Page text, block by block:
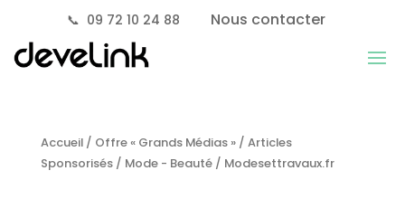
📞 09 72 10 24 88 Nous contacter
Accueil/ Offre « Grands Médias »/ Articles
Sponsorisés/ Mode - Beauté/ Modesettravaux.fr